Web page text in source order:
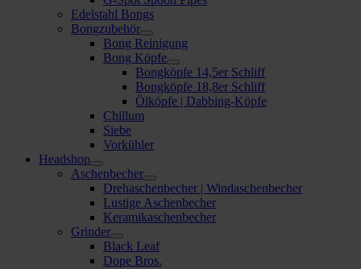
Edelstahl Bongs
Bongzubehör
Bong Reinigung
Bong Köpfe
Bongköpfe 14,5er Schliff
Bongköpfe 18,8er Schliff
Ölköpfe | Dabbing-Köpfe
Chillum
Siebe
Vorkühler
Headshop
Aschenbecher
Drehaschenbecher | Windaschenbecher
Lustige Aschenbecher
Keramikaschenbecher
Grinder
Black Leaf
Dope Bros.